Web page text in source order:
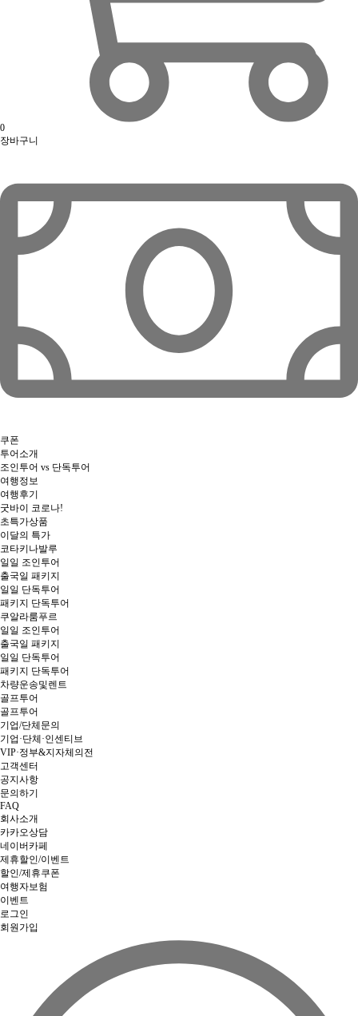
0
장바구니
쿠폰
투어소개
조인투어 vs 단독투어
여행정보
여행후기
굿바이 코로나!
초특가상품
이달의 특가
코타키나발루
일일 조인투어
출국일 패키지
일일 단독투어
패키지 단독투어
쿠알라룸푸르
일일 조인투어
출국일 패키지
일일 단독투어
패키지 단독투어
차량운송및렌트
골프투어
골프투어
기업/단체문의
기업·단체·인센티브
VIP·정부&지자체의전
고객센터
공지사항
문의하기
FAQ
회사소개
카카오상담
네이버카페
제휴할인/이벤트
할인/제휴쿠폰
여행자보험
이벤트
로그인
회원가입